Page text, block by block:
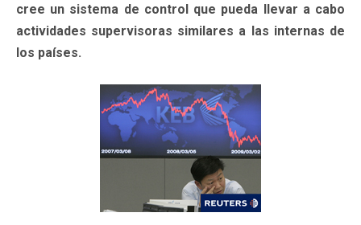
cree un sistema de control que pueda llevar a cabo
actividades supervisoras similares a las internas de
los países.